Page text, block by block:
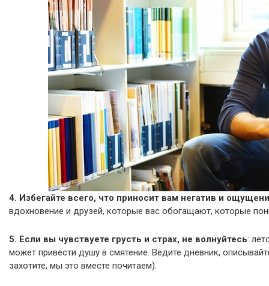
4. Избегайте всего, что приносит вам негатив и
вдохновение и друзей, которые вас обогащают, которые
5. Если вы чувствуете грусть и страх, не волнуйтесь:
может привести душу в смятение. Ведите дневник,
захотите, мы это вместе почитаем).